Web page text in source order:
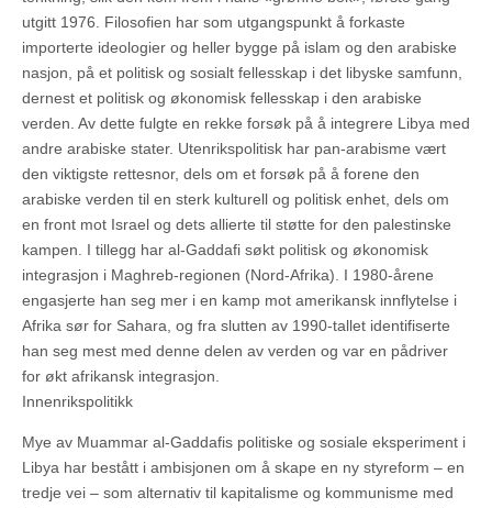
utgitt 1976. Filosofien har som utgangspunkt å forkaste
importerte ideologier og heller bygge på islam og den arabiske
nasjon, på et politisk og sosialt fellesskap i det libyske samfunn,
dernest et politisk og økonomisk fellesskap i den arabiske
verden. Av dette fulgte en rekke forsøk på å integrere Libya med
andre arabiske stater. Utenrikspolitisk har pan-arabisme vært
den viktigste rettesnor, dels om et forsøk på å forene den
arabiske verden til en sterk kulturell og politisk enhet, dels om
en front mot Israel og dets allierte til støtte for den palestinske
kampen. I tillegg har al-Gaddafi søkt politisk og økonomisk
integrasjon i Maghreb-regionen (Nord-Afrika). I 1980-årene
engasjerte han seg mer i en kamp mot amerikansk innflytelse i
Afrika sør for Sahara, og fra slutten av 1990-tallet identifiserte
han seg mest med denne delen av verden og var en pådriver
for økt afrikansk integrasjon.
Innenrikspolitikk
Mye av Muammar al-Gaddafis politiske og sosiale eksperiment i
Libya har bestått i ambisjonen om å skape en ny styreform – en
tredje vei – som alternativ til kapitalisme og kommunisme med